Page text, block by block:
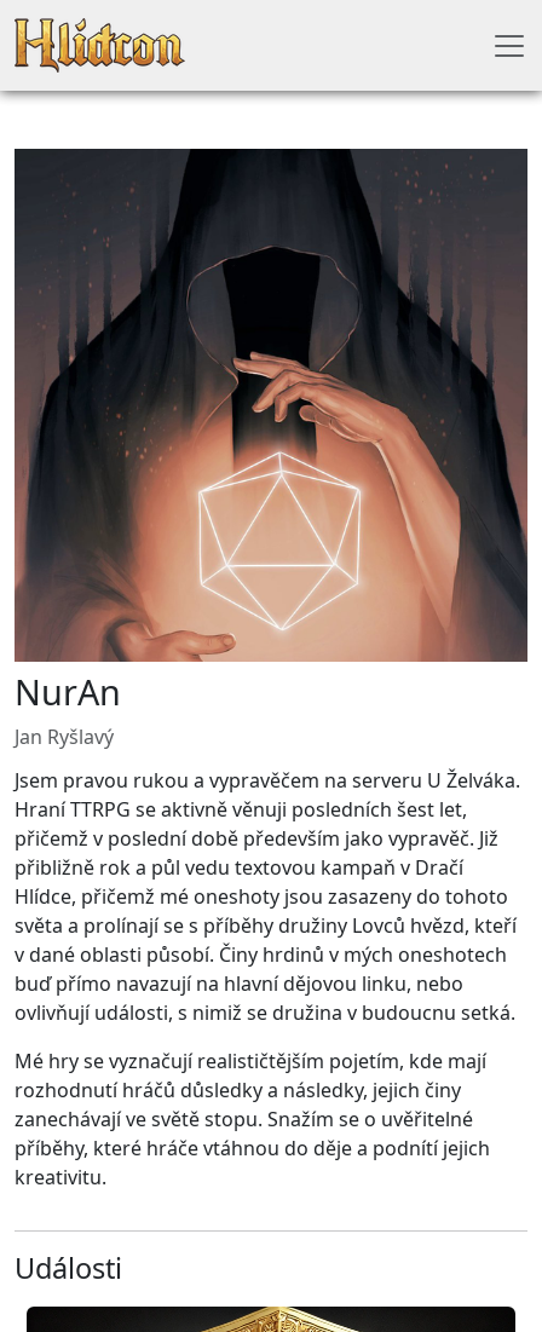
NurAn
Jan Ryšlavý
Jsem pravou rukou a vypravěčem na serveru U Želváka.
Hraní TTRPG se aktivně věnuji posledních šest let,
přičemž v poslední době především jako vypravěč. Již
přibližně rok a půl vedu textovou kampaň v Dračí
Hlídce, přičemž mé oneshoty jsou zasazeny do tohoto
světa a prolínají se s příběhy družiny Lovců hvězd, kteří
v dané oblasti působí. Činy hrdinů v mých oneshotech
buď přímo navazují na hlavní dějovou linku, nebo
ovlivňují události, s nimiž se družina v budoucnu setká.
Mé hry se vyznačují realističtějším pojetím, kde mají
rozhodnutí hráčů důsledky a následky, jejich činy
zanechávají ve světě stopu. Snažím se o uvěřitelné
příběhy, které hráče vtáhnou do děje a podnítí jejich
kreativitu.
Události